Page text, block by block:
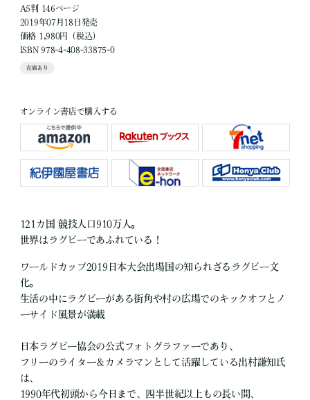
A5判 146ページ
2019年07月18日発売
価格 1,980円（税込）
ISBN 978-4-408-33875-0
在庫あり
オンライン書店で購入する
121カ国 競技人口910万人。
世界はラグビーであふれている！
ワールドカップ2019日本大会出場国の知られざるラグビー文
化。
生活の中にラグビーがある街角や村の広場でのキックオフとノ
ーサイド風景が満載
日本ラグビー協会の公式フォトグラファーであり、
フリーのライター＆カメラマンとして活躍している出村謙知氏
は、
1990年代初頭から今日まで、四半世紀以上もの長い間、